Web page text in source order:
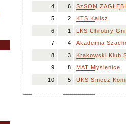
4
6
SzSON
5
2
KTS Kalisz
6
1
LKS Chrobry
7
4
Akademia
8
3
Krakowski Klub
9
8
MAT Myślenice
10
5 UKS Smecz